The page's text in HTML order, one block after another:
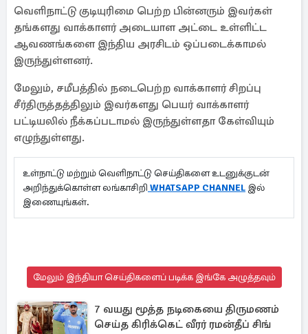
வெளிநாட்டு குடியுரிமை பெற்ற பின்னரும் இவர்கள்
தங்களது வாக்காளர் அடையாள அட்டை உள்ளிட்ட
ஆவணங்களை இந்திய அரசிடம் ஒப்படைக்காமல்
இருந்துள்ளனர்.
மேலும், சமீபத்தில் நடைபெற்ற வாக்காளர் சிறப்பு
சீர்திருத்தத்திலும் இவர்களது பெயர் வாக்காளர்
பட்டியலில் நீக்கப்படாமல் இருந்துள்ளதா கேள்வியும்
எழுந்துள்ளது.
உள்நாட்டு மற்றும் வெளிநாட்டு செய்திகளை உடனுக்குடன்
அறிந்துக்கொள்ள லங்காசிறி WHATSAPP CHANNEL இல்
இணையுங்கள்.
மேலும் இந்தியா செய்திகளைப் படிக்க இங்கே அழுத்தவும்
7 வயது மூத்த நடிகையை திருமணம்
செய்த கிரிக்கெட் வீரர் ரமன்தீப் சிங்